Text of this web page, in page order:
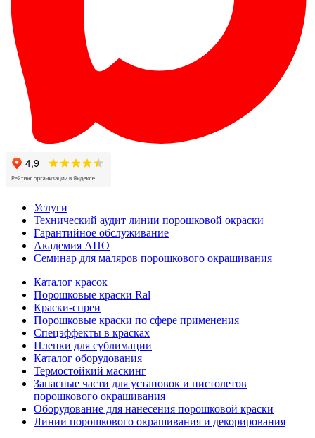
Услуги
Технический аудит линии порошковой окраски
Гарантийное обслуживание
Академия АПО
Семинар для маляров порошкового окрашивания
Каталог красок
Порошковые краски Ral
Краски-спреи
Порошковые краски по сфере применения
Спецэффекты в красках
Пленки для сублимации
Каталог оборудования
Термостойкий маскинг
Запасные части для установок и пистолетов
порошкового окрашивания
Оборудование для нанесения порошковой краски
Линии порошкового окрашивания и декорирования